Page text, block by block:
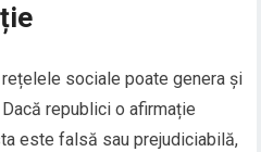
sociale poate genera și
republici o afirmație
este falsă sau prejudiciabilă,